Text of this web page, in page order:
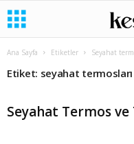
Ana Sayfa Etiketler Seyahat
Etiket: seyahat termosları
Seyahat Termos